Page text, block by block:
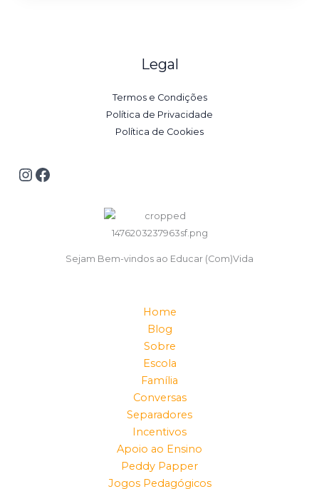
Legal
Termos e Condições
Política de Privacidade
Política de Cookies
Sejam Bem-vindos ao Educar (Com)Vida
Home
Blog
Sobre
Escola
Família
Conversas
Separadores
Incentivos
Apoio ao Ensino
Peddy Papper
Jogos Pedagógicos